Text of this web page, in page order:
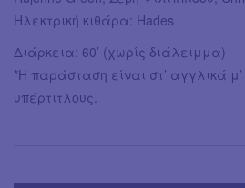
Ηλεκτρική κιθάρα: Hades
Διάρκεια: 60’ (χωρίς διάλειμμα)
*Η παράσταση είναι στ’ αγγλικά μ’
υπέρτιτλους.